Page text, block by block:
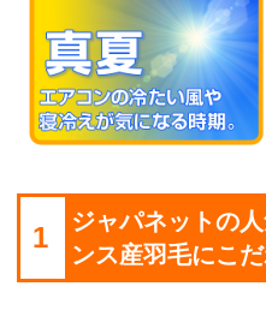
1
ジャパネットの
ンス産羽毛にこだ